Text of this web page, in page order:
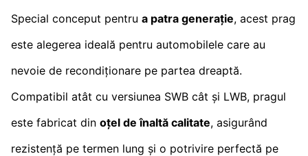
Special conceput pentru a patra generație, acest prag
este alegerea ideală pentru automobilele care au
nevoie de recondiționare pe partea dreaptă.
Compatibil atât cu versiunea SWB cât și LWB, pragul
este fabricat din oțel de înaltă calitate, asigurând
rezistență pe termen lung și o potrivire perfectă pe